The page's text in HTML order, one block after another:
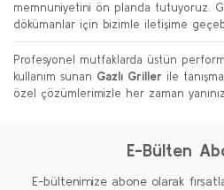
memnuniyetini ön planda tutuyoruz.
dökümanlar için bizimle iletişime
Profesyonel mutfaklarda üstün
kullanım sunan Gazlı Griller ile
özel çözümlerimizle her zaman
E-Bülten
E-bültenimize abone olarak